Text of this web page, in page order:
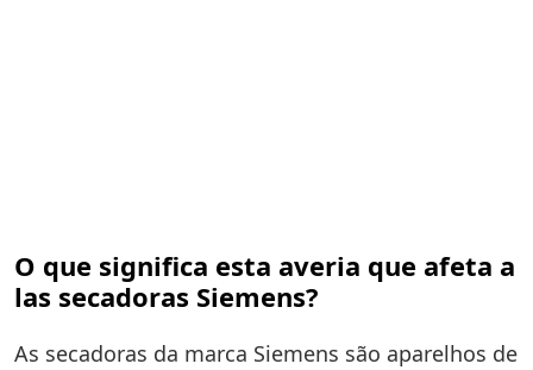
O que significa esta averia que afeta a
las secadoras Siemens?
As secadoras da marca Siemens são aparelhos de